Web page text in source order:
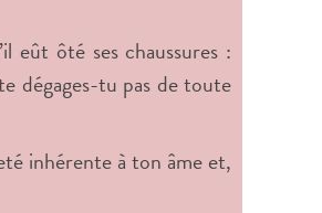
eût ôté ses chaussures :
dégages-tu pas de toute
inhérente à ton âme et,